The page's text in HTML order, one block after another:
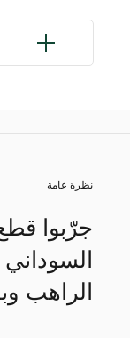
نظرة عامة
جرّبوا
السوداني
الراهب